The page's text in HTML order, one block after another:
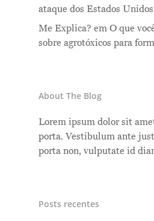
ataque dos Estados
Me Explica? em O que
sobre agrotóxicos para
About The Blog
Lorem ipsum dolor sit
porta. Vestibulum ante
porta non, vulputate id
Posts recentes